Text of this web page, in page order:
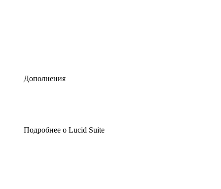
Дополнения
Подробнее о Lucid Suite